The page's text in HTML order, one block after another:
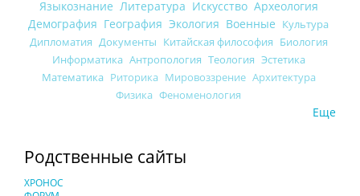
Языкознание Литература Искусство Археология
Демография География Экология Военные Культура
Дипломатия Документы Китайская философия Биология
Информатика Антропология Теология Эстетика
Математика Риторика Мировоззрение Архитектура
Физика Феноменология
Еще
Родственные сайты
ХРОНОС